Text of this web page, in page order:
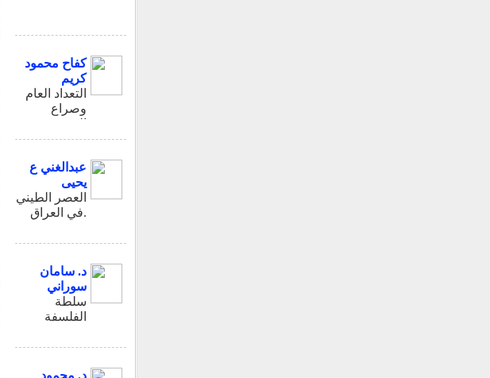
كفاح محمود
كريم
التعداد العام
وصراع
الحجوم
عبدالغني ع
يحيى
العصر الطيني
في العراق.
د. سامان
سوراني
سلطة
الفلسفة
مسبقات
د. محمود